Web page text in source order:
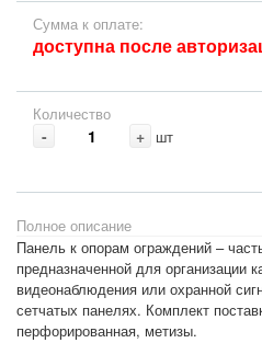
Сумма к оплате:
доступна после
Количество
- + шт
Полное описание
Панель к опорам ограждений –
предназначенной для организации
видеонаблюдения или охранной
сетчатых панелях. Комплект
перфорированная, метизы.